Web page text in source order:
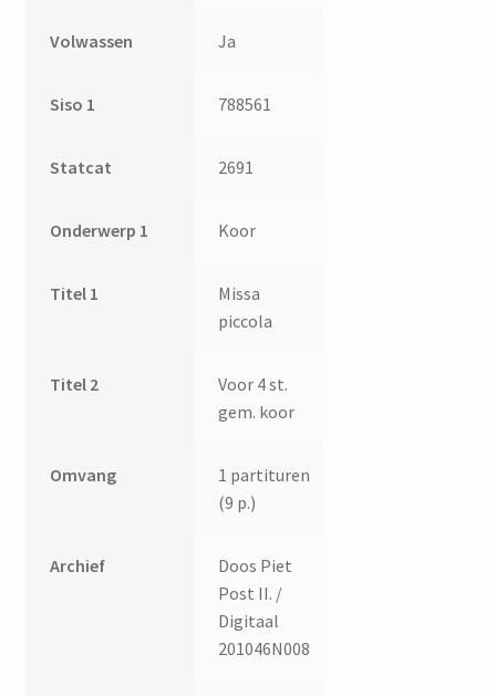
Volwassen Ja
Siso 1 788561
Statcat 2691
Onderwerp 1 Koor
Titel 1
Missa
piccola
Titel 2
Voor 4 st.
gem. koor
Omvang
1 partituren
(9 p.)
Archief
Doos Piet
Post II. /
Digitaal
201046N008